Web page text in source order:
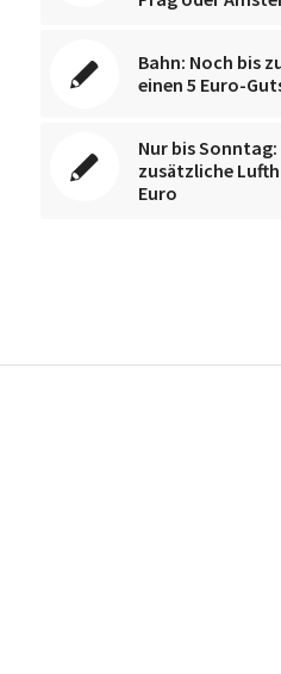
Bahn: Noch bis
einen 5 Euro-
Nur bis Sonntag:
zusätzliche
Euro